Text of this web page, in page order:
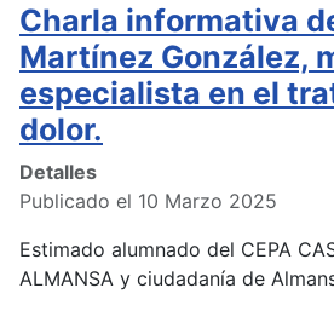
Charla informativa
Martínez González,
especialista en el
dolor.
Detalles
Publicado el 10 Marzo 2025
Estimado alumnado del CEPA
ALMANSA y ciudadanía de